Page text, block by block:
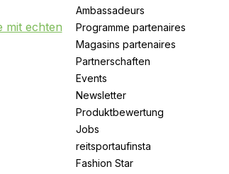
mit echten
Ambassadeurs
Programme partenaires
Magasins partenaires
Partnerschaften
Events
Newsletter
Produktbewertung
Jobs
reitsportaufinsta
Fashion Star